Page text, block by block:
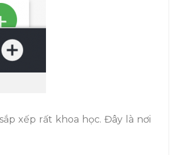
xếp rất khoa học. Đây là nơi